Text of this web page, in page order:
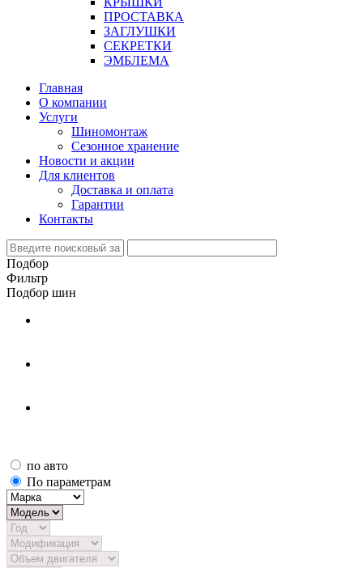
ПРОСТАВКА
ЗАГЛУШКИ
СЕКРЕТКИ
ЭМБЛЕМА
Главная
О компании
Услуги
Шиномонтаж
Сезонное хранение
Новости и акции
Для клиентов
Доставка и оплата
Гарантии
Контакты
Подбор
Фильтр
Подбор шин
по авто
По параметрам